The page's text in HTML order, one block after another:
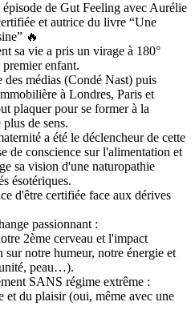
de Gut Feeling avec Aurélie
et autrice du livre “Une
🔥
sa vie a pris un virage à 180°
premier enfant.
médias (Condé Nast) puis
à Londres, Paris et
plaquer pour se former à la
de sens.
a été le déclencheur de cette
de conscience sur l'alimentation et
sa vision d'une naturopathie
ésotériques.
d'être certifiée face aux dérives
passionnant :
2ème cerveau et l'impact
notre humeur, notre énergie et
peau…).
SANS régime extrême :
et du plaisir (oui, même avec une